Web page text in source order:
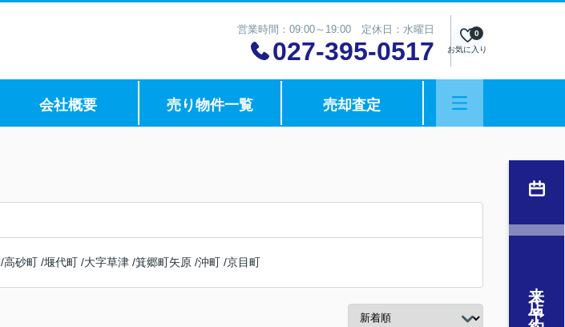
営業時間：09:00～19:00 定休日：水曜日
027-395-0517 お気に入り
0
会社概要 売り物件一覧 売却査定
/高砂町 /堰代町 /大字草津 /箕郷町矢原 /沖町 /京目町
来店予約